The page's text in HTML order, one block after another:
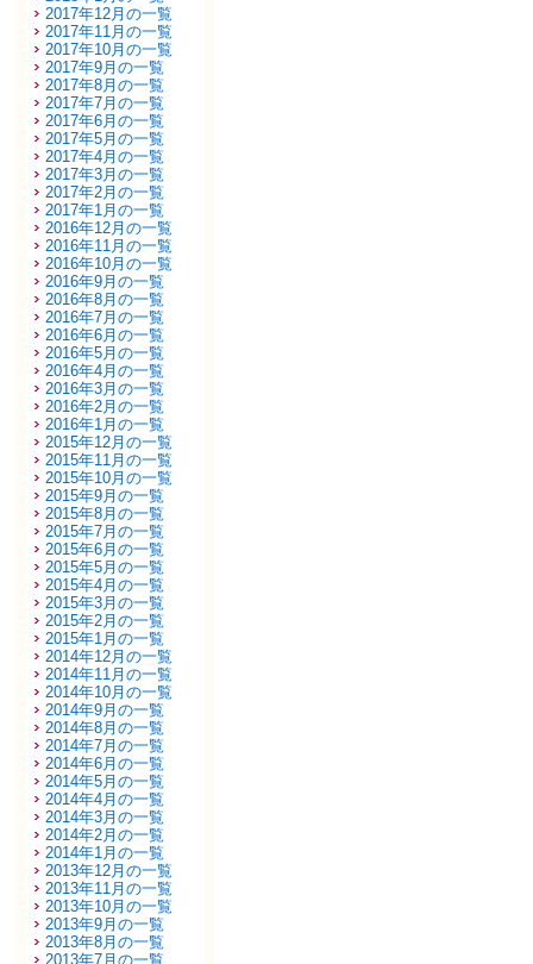
2017年12月の一覧
2017年11月の一覧
2017年10月の一覧
2017年9月の一覧
2017年8月の一覧
2017年7月の一覧
2017年6月の一覧
2017年5月の一覧
2017年4月の一覧
2017年3月の一覧
2017年2月の一覧
2017年1月の一覧
2016年12月の一覧
2016年11月の一覧
2016年10月の一覧
2016年9月の一覧
2016年8月の一覧
2016年7月の一覧
2016年6月の一覧
2016年5月の一覧
2016年4月の一覧
2016年3月の一覧
2016年2月の一覧
2016年1月の一覧
2015年12月の一覧
2015年11月の一覧
2015年10月の一覧
2015年9月の一覧
2015年8月の一覧
2015年7月の一覧
2015年6月の一覧
2015年5月の一覧
2015年4月の一覧
2015年3月の一覧
2015年2月の一覧
2015年1月の一覧
2014年12月の一覧
2014年11月の一覧
2014年10月の一覧
2014年9月の一覧
2014年8月の一覧
2014年7月の一覧
2014年6月の一覧
2014年5月の一覧
2014年4月の一覧
2014年3月の一覧
2014年2月の一覧
2014年1月の一覧
2013年12月の一覧
2013年11月の一覧
2013年10月の一覧
2013年9月の一覧
2013年8月の一覧
2013年7月の一覧